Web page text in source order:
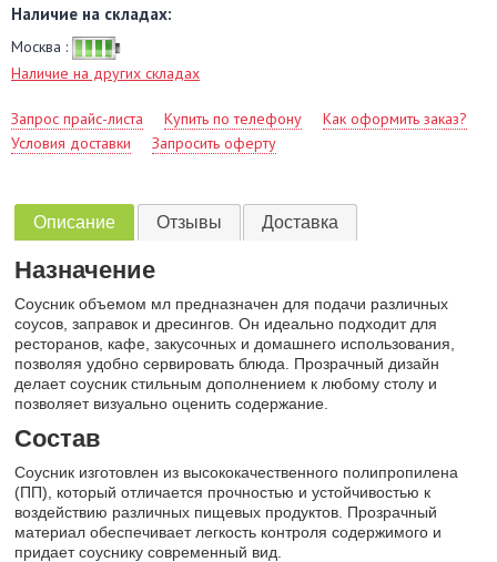
Наличие на складах:
Москва :
Наличие на других складах
Запрос прайс-листа Купить по телефону
Как оформить заказ?
Условия доставки
Запросить оферту
Описание Отзывы Доставка
Назначение
Соусник объемом мл предназначен для подачи различных
соусов, заправок и дресингов. Он идеально подходит для
ресторанов, кафе, закусочных и домашнего использования,
позволяя удобно сервировать блюда. Прозрачный дизайн
делает соусник стильным дополнением к любому столу и
позволяет визуально оценить содержание.
Состав
Соусник изготовлен из высококачественного полипропилена
(ПП), который отличается прочностью и устойчивостью к
воздействию различных пищевых продуктов. Прозрачный
материал обеспечивает легкость контроля содержимого и
придает соуснику современный вид.